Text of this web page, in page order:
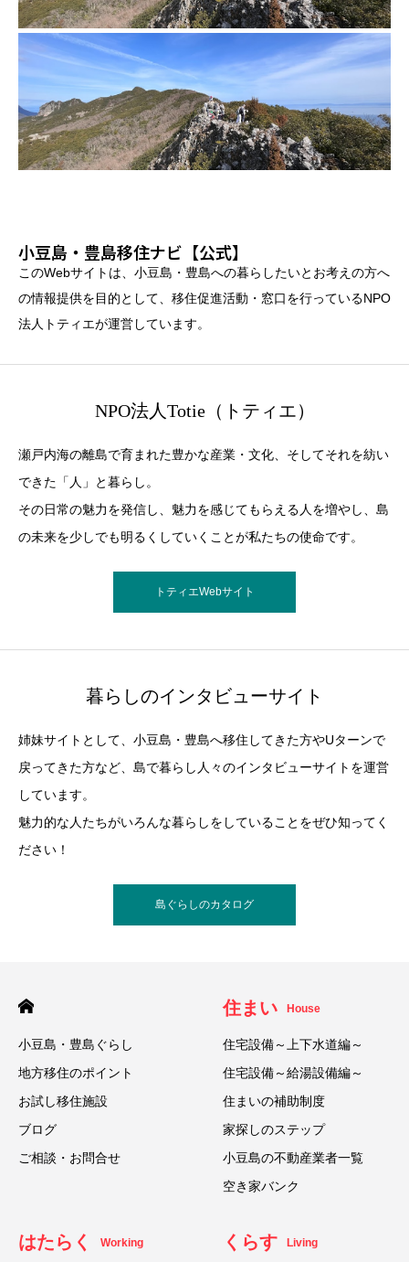
小豆島・豊島移住ナビ【公式】
このWebサイトは、小豆島・豊島への暮らしたいとお考えの方へ
の情報提供を目的として、移住促進活動・窓口を行っているNPO
法人トティエが運営しています。
NPO法人Totie（トティエ）
瀬戸内海の離島で育まれた豊かな産業・文化、そしてそれを紡い
できた「人」と暮らし。
その日常の魅力を発信し、魅力を感じてもらえる人を増やし、島
の未来を少しでも明るくしていくことが私たちの使命です。
トティエWebサイト
暮らしのインタビューサイト
姉妹サイトとして、小豆島・豊島へ移住してきた方やUターンで
戻ってきた方など、島で暮らし人々のインタビューサイトを運営
しています。
魅力的な人たちがいろんな暮らしをしていることをぜひ知ってく
ださい！
島ぐらしのカタログ
小豆島・豊島ぐらし
地方移住のポイント
お試し移住施設
ブログ
ご相談・お問合せ
住まい House
住宅設備～上下水道編～
住宅設備～給湯設備編～
住まいの補助制度
家探しのステップ
小豆島の不動産業者一覧
空き家バンク
はたらく Working くらす Living